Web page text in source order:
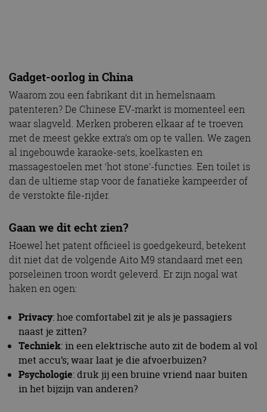
Gadget-oorlog in China
Waarom zou een fabrikant dit in hemelsnaam
patenteren? De Chinese EV-markt is momenteel een
waar slagveld. Merken proberen elkaar af te troeven
met de meest gekke extra’s om op te vallen. We zagen
al ingebouwde karaoke-sets, koelkasten en
massagestoelen met ‘hot stone’-functies. Een toilet is
dan de ultieme stap voor de fanatieke kampeerder of
de verstokte file-rijder.
Gaan we dit echt zien?
Hoewel het patent officieel is goedgekeurd, betekent
dit niet dat de volgende Aito M9 standaard met een
porseleinen troon wordt geleverd. Er zijn nogal wat
haken en ogen:
Privacy: hoe comfortabel zit je als je passagiers
naast je zitten?
Techniek: in een elektrische auto zit de bodem al vol
met accu’s; waar laat je die afvoerbuizen?
Psychologie: druk jij een bruine vriend naar buiten
in het bijzijn van anderen?